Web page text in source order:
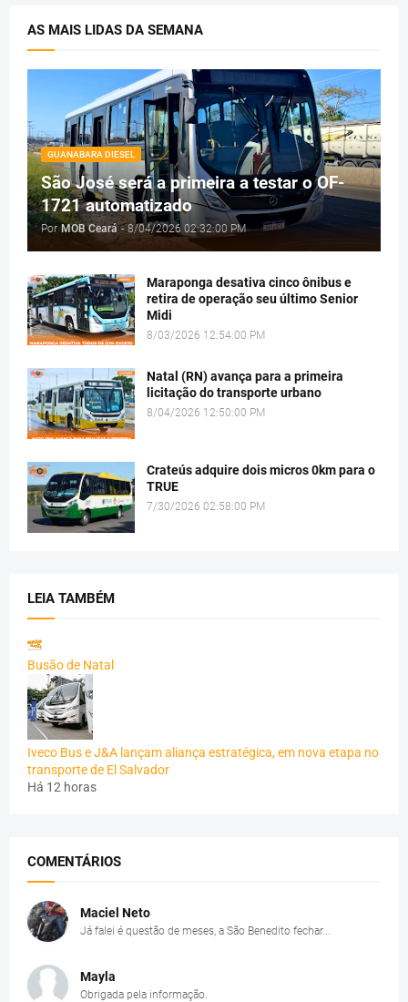
AS MAIS LIDAS DA SEMANA
GUANABARA DIESEL
São José será a primeira a testar o OF-
1721 automatizado
Por MOB Ceará - 8/04/2026 02:32:00 PM
Maraponga desativa cinco ônibus e
retira de operação seu último Senior
Midi
8/03/2026 12:54:00 PM
Natal (RN) avança para a primeira
licitação do transporte urbano
8/04/2026 12:50:00 PM
Crateús adquire dois micros 0km para o
TRUE
7/30/2026 02:58:00 PM
LEIA TAMBÉM
Busão de Natal
Iveco Bus e J&A lançam aliança estratégica, em nova etapa no
transporte de El Salvador
Há 12 horas
COMENTÁRIOS
Maciel Neto
Já falei é questão de meses, a São Benedito fechar...
Mayla
Obrigada pela informação.